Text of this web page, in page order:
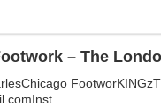
– The